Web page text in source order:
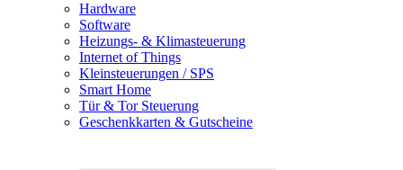
Hardware
Software
Heizungs- & Klimasteuerung
Internet of Things
Kleinsteuerungen / SPS
Smart Home
Tür & Tor Steuerung
Geschenkkarten & Gutscheine